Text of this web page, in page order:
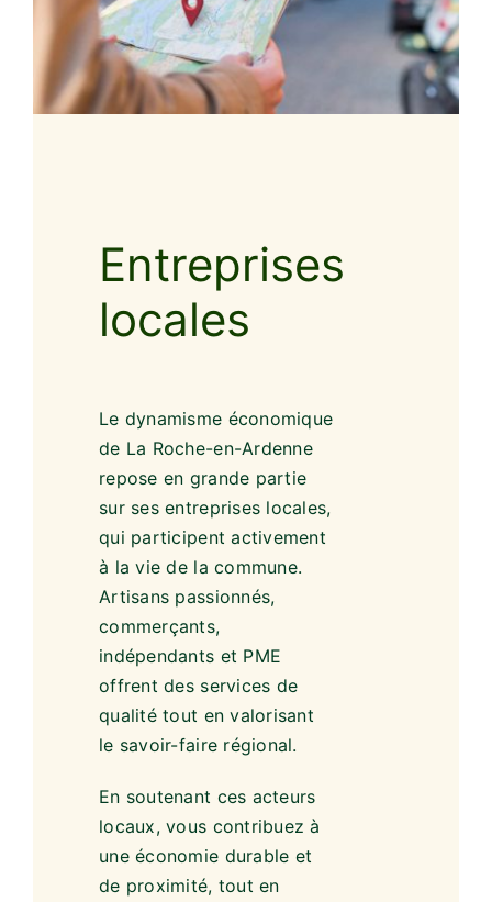
Entreprises
Le dynamisme économique
de La Roche-en-Ardenne
repose en grande partie
sur ses entreprises locales,
qui participent activement
à la vie de la commune.
Artisans passionnés,
commerçants,
indépendants et PME
offrent des services de
le savoir-faire régional.
En soutenant ces acteurs
locaux, vous contribuez à